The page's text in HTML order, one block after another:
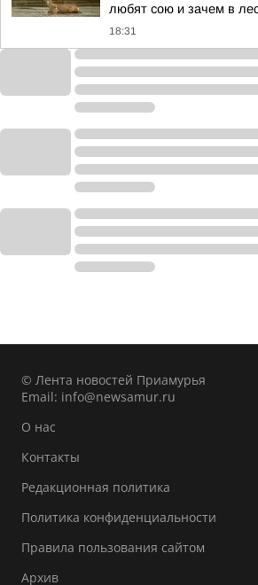
любят сою и зачем в
18:31
© Лента новостей Приамурья
Email: info@newsamur.ru
О нас
Контакты
Редакционная политика
Политика конфиденциальности
Правила пользования сайтом
Архив